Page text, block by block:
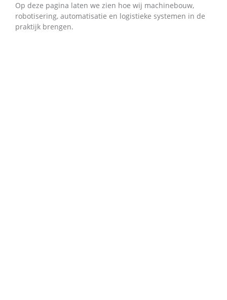
Op deze pagina laten we zien hoe wij machinebouw,
robotisering, automatisatie en logistieke systemen in de
praktijk brengen.